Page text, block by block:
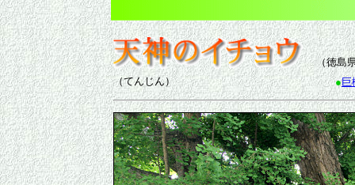
（徳島県
（てんじん）
●巨